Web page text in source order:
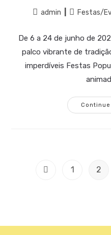
admin Festas/
De 6 a 24 de junho de
palco vibrante de
imperdíveis Festas
1 2